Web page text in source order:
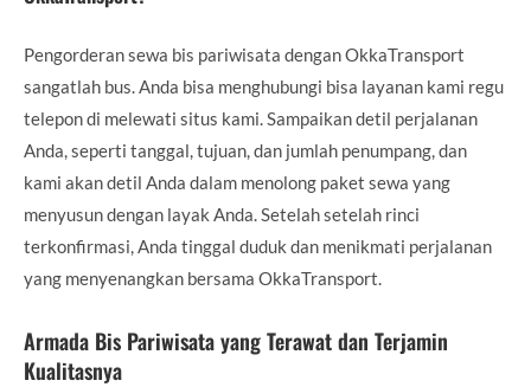
Pengorderan sewa bis pariwisata dengan OkkaTransport
sangatlah bus. Anda bisa menghubungi bisa layanan kami regu
telepon di melewati situs kami. Sampaikan detil perjalanan
Anda, seperti tanggal, tujuan, dan jumlah penumpang, dan
kami akan detil Anda dalam menolong paket sewa yang
menyusun dengan layak Anda. Setelah setelah rinci
terkonfirmasi, Anda tinggal duduk dan menikmati perjalanan
yang menyenangkan bersama OkkaTransport.
Armada Bis Pariwisata yang Terawat dan Terjamin
Kualitasnya